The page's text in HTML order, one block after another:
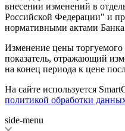
внесении изменений в
Российской Федерации" и
нормативными актами
Изменение цены
показатель, отражающий
на конец периода к цене
На сайте используется
политикой обработки
side-menu